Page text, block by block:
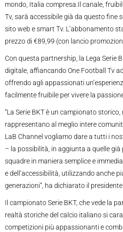
mondo, Italia compresa. Il canale,
Tv, sarà accessibile già da questo fine
sito web e smart Tv. L’abbonamento
prezzo di €89, 99 (con lancio
Con questa partnership, la Lega Serie
digitale, affiancando One Football Tv ad
offrendo agli appassionati
facilmente fruibile per vivere la
“La Serie BKT è un campionato
rappresentano al meglio intere
LaB Channel vogliamo dare a tutti i
– la possibilità, in aggiunta a quelle già
squadre in maniera semplice e
e dell’accessibilità, utilizzando anche
generazioni”, ha dichiarato il
Il campionato Serie BKT, che vede la
realtà storiche del calcio italiano si
competizioni più appassionanti e